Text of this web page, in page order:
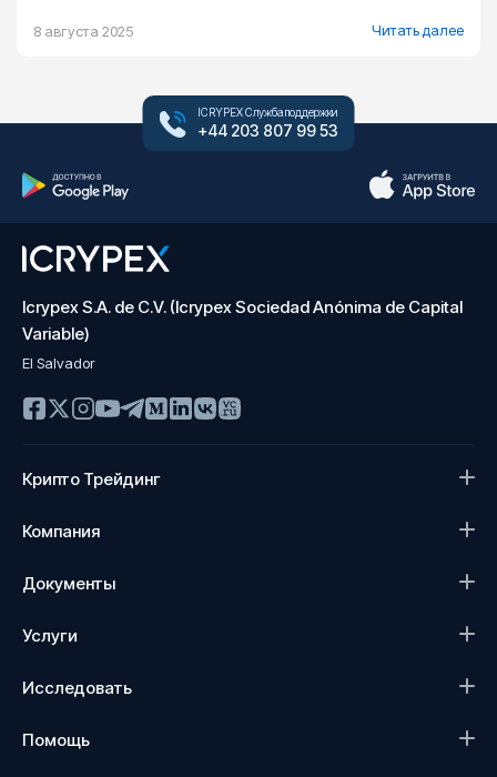
8 августа 2025 Читать далее
ICRYPEX Служба поддержки
+44 203 807 99 53
Icrypex S.A. de C.V. (Icrypex Sociedad Anónima de Capital
Variable)
El Salvador
Крипто Трейдинг
Компания
Документы
Услуги
Исследовать
Помощь